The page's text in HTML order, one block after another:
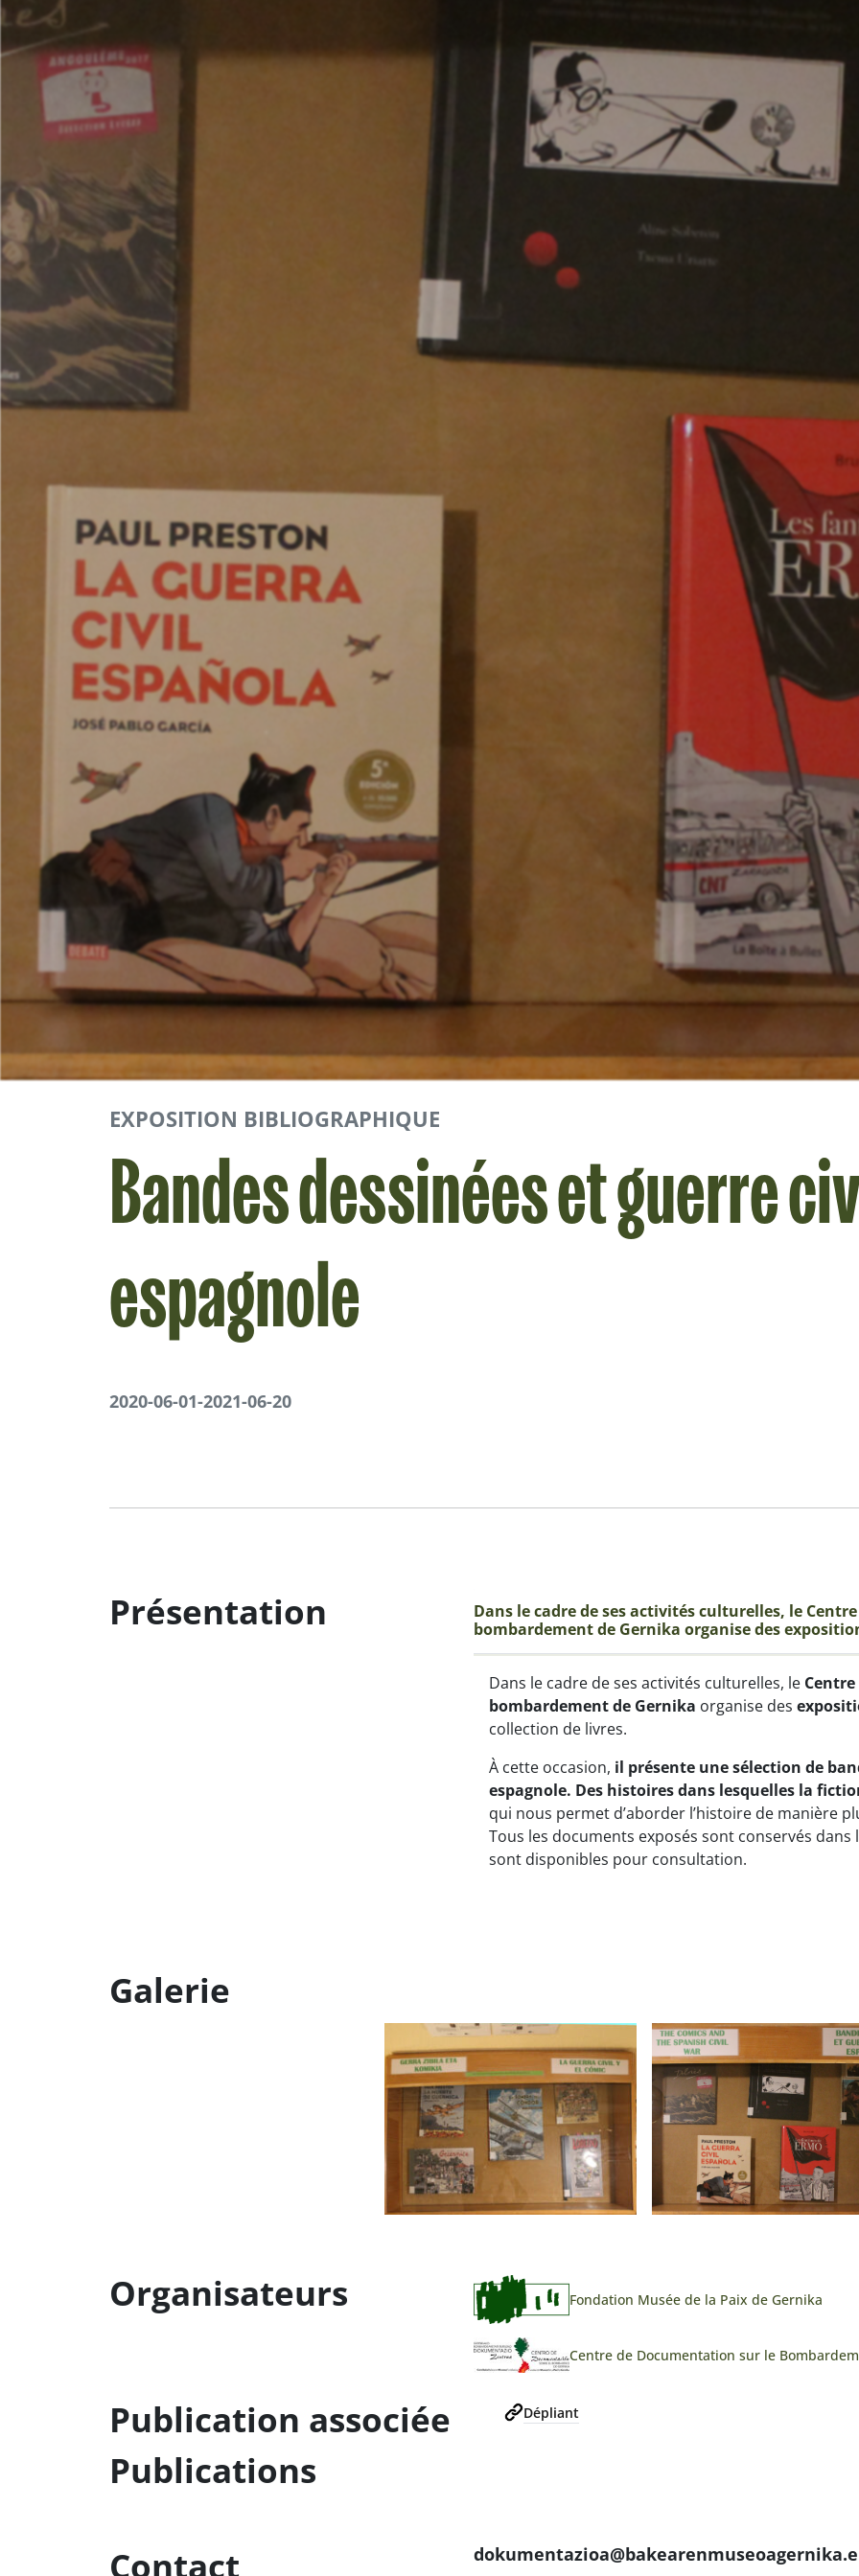
EXPOSITION BIBLIOGRAPHIQUE
Bandes dessinées et guerre
espagnole
2020-06-01-2021-06-20
Présentation
Dans le cadre de ses activités culturelles, le
bombardement de Gernika organise des
Dans le cadre de ses activités culturelles, le
bombardement de Gernika organise des
collection de livres.
À cette occasion, il présente une sélection de
espagnole. Des histoires dans lesquelles la
qui nous permet d’aborder l’histoire de manière
Tous les documents exposés sont conservés
sont disponibles pour consultation.
Galerie
Organisateurs Fondation Musée de la Paix de Gernika
Centre de Documentation sur le
Publication associée Dépliant
Publications
Contact